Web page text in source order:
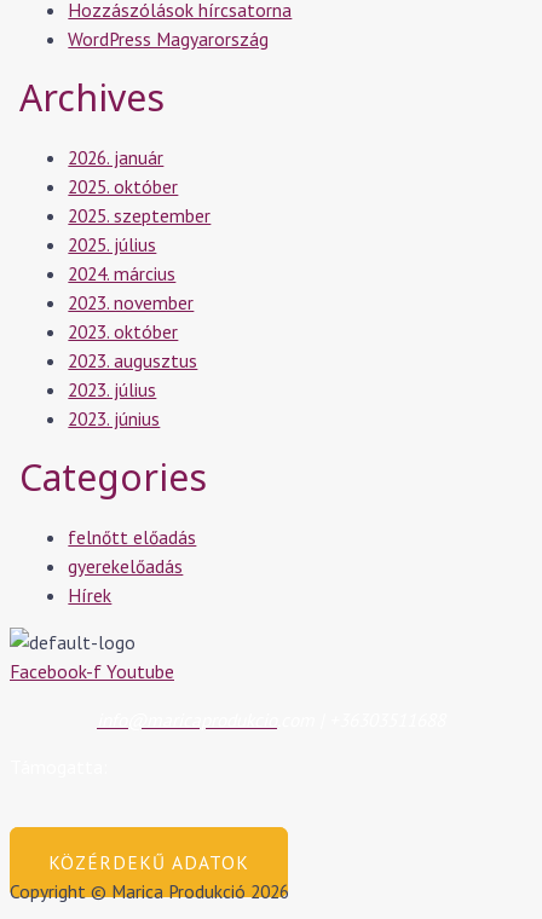
Hozzászólások hírcsatorna
WordPress Magyarország
Archives
2026. január
2025. október
2025. szeptember
2025. július
2024. március
2023. november
2023. október
2023. augusztus
2023. július
2023. június
Categories
felnőtt előadás
gyerekelőadás
Hírek
Facebook-f Youtube
KÖZÉRDEKŰ ADATOK
Copyright © Marica Produkció 2026